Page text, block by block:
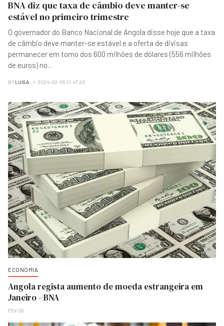
BNA diz que taxa de câmbio deve manter-se
estável no primeiro trimestre
O governador do Banco Nacional de Angola disse hoje que a taxa
de câmbio deve manter-se estável e a oferta de divisas
permanecer em torno dos 600 milhões de dólares (556 milhões
de euros) no...
BY LUISA 2024-02-09 21:47:20
ECONOMIA
Angola regista aumento de moeda estrangeira em
Janeiro - BNA
FEV 09